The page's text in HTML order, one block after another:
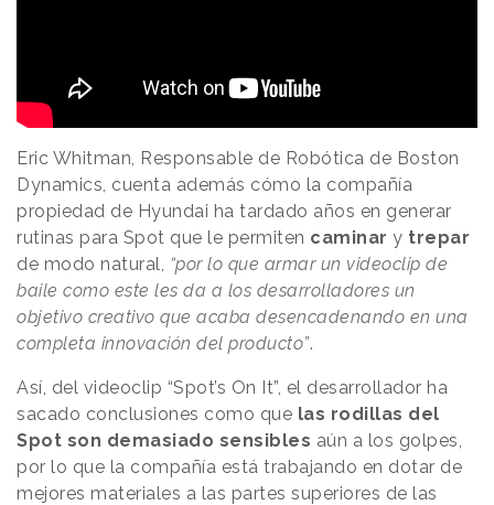
Eric Whitman, Responsable de Robótica de Boston
Dynamics, cuenta además cómo la compañía
propiedad de Hyundai ha tardado años en generar
rutinas para Spot que le permiten caminar y trepar
de modo natural, “por lo que armar un videoclip de
baile como este les da a los desarrolladores un
objetivo creativo que acaba desencadenando en una
completa innovación del producto”.
Así, del videoclip “Spot’s On It”, el desarrollador ha
sacado conclusiones como que las rodillas del
Spot son demasiado sensibles aún a los golpes,
por lo que la compañía está trabajando en dotar de
mejores materiales a las partes superiores de las